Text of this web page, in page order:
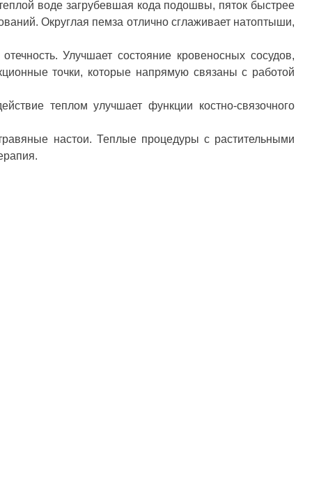
воде загрубевшая кода подошвы, пяток быстрее
Округлая пемза отлично сглаживает натоптыши,
Улучшает состояние кровеносных сосудов,
точки, которые напрямую связаны с работой
теплом улучшает функции костно-связочного
настои. Теплые процедуры с растительными